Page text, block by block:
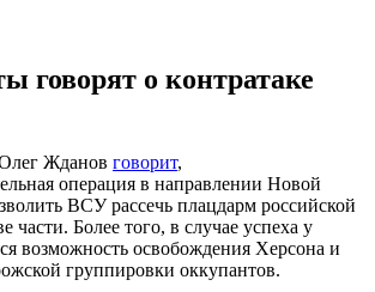
говорят о контратаке
Жданов говорит,
операция в направлении Новой
ВСУ рассечь плацдарм российской
части. Более того, в случае успеха у
возможность освобождения Херсона и
группировки оккупантов.